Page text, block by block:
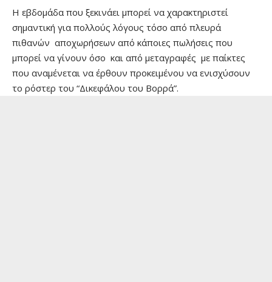
Η εβδομάδα που ξεκινάει μπορεί να χαρακτηριστεί
σημαντική για πολλούς λόγους τόσο από πλευρά
πιθανών αποχωρήσεων από κάποιες πωλήσεις που
μπορεί να γίνουν όσο και από μεταγραφές με παίκτες
που αναμένεται να έρθουν προκειμένου να ενισχύσουν
το ρόστερ του “Δικεφάλου του Βορρά”.